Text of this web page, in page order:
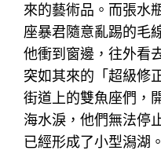
來的藝術品。而張水
座暴君隨意亂踢的毛
他衝到窗邊，往外看
突如其來的「超級修
街道上的雙魚座們，
海水淚，他們無法停
已經形成了小型潟湖